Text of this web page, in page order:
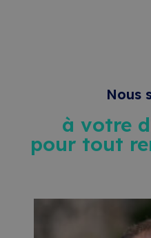
Nous
à votre
pour tout